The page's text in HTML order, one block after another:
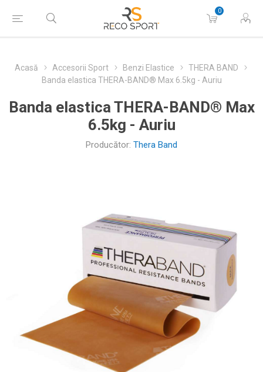
0
Acasă Accesorii Sport Benzi Elastice
THERA BAND
Banda elastica THERA-BAND® Max 6.5kg - Auriu
Banda elastica THERA-BAND® Max
6.5kg - Auriu
Producător: Thera Band